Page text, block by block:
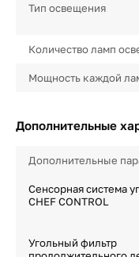
Тип освещения
Количество ламп
Мощность каждой
Дополнительные
Дополнительные
Сенсорная система
CHEF CONTROL
Угольный фильтр